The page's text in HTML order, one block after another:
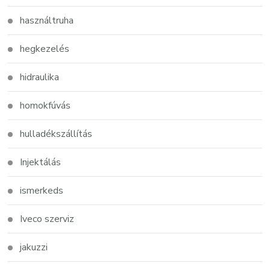
használtruha
hegkezelés
hidraulika
homokfúvás
hulladékszállítás
Injektálás
ismerkeds
Iveco szerviz
jakuzzi